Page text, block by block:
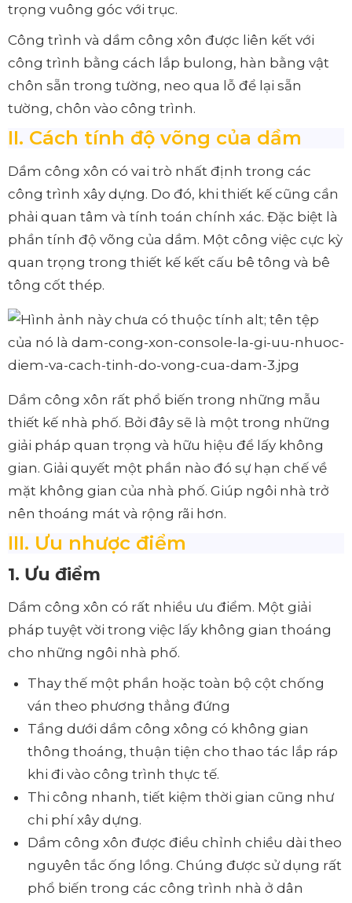
trọng vuông góc với trục.
Công trình và dầm công xôn được liên kết với
công trình bằng cách lắp bulong, hàn bằng vật
chôn sẵn trong tường, neo qua lỗ để lại sẵn
tường, chôn vào công trình.
II. Cách tính độ võng của dầm
Dầm công xôn có vai trò nhất định trong các
công trình xây dựng. Do đó, khi thiết kế cũng cần
phải quan tâm và tính toán chính xác. Đặc biệt là
phần tính độ võng của dầm. Một công việc cực kỳ
quan trọng trong thiết kế kết cấu bê tông và bê
tông cốt thép.
Dầm công xôn rất phổ biến trong những mẫu
thiết kế nhà phố. Bởi đây sẽ là một trong những
giải pháp quan trọng và hữu hiệu để lấy không
gian. Giải quyết một phần nào đó sự hạn chế về
mặt không gian của nhà phố. Giúp ngôi nhà trở
nên thoáng mát và rộng rãi hơn.
III. Ưu nhược điểm
1. Ưu điểm
Dầm công xôn có rất nhiều ưu điểm. Một giải
pháp tuyệt vời trong việc lấy không gian thoáng
cho những ngôi nhà phố.
Thay thế một phần hoặc toàn bộ cột chống
ván theo phương thẳng đứng
Tầng dưới dầm công xông có không gian
thông thoáng, thuận tiện cho thao tác lắp ráp
khi đi vào công trình thực tế.
Thi công nhanh, tiết kiệm thời gian cũng như
chi phí xây dựng.
Dầm công xôn được điều chỉnh chiều dài theo
nguyên tắc ống lồng. Chúng được sử dụng rất
phổ biến trong các công trình nhà ở dân